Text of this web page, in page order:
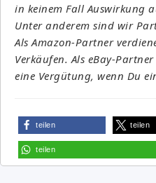
in keinem Fall Auswirkung
Unter anderem sind wir
Als Amazon-Partner
Verkäufen. Als eBay-
eine Vergütung, wenn Du
teilen teilen
teilen